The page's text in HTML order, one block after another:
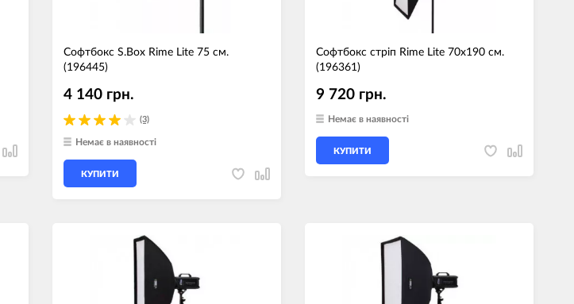
Побутова техніка
Софтбокс S.Box Rime Lite 75 см.
(196445)
(3)
4 140 грн.
Немає в наявності
КУПИТИ
Софтбокс стрiп Rime Lite 70х190 см.
(196361)
9 720 грн.
Немає в наявності
КУПИТИ